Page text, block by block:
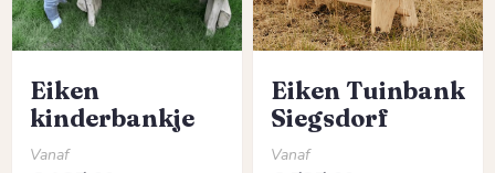
Eiken
kinderbankje
Normale prijs:
Vanaf
Eiken Tuinbank
Siegsdorf
Normale prijs:
Vanaf